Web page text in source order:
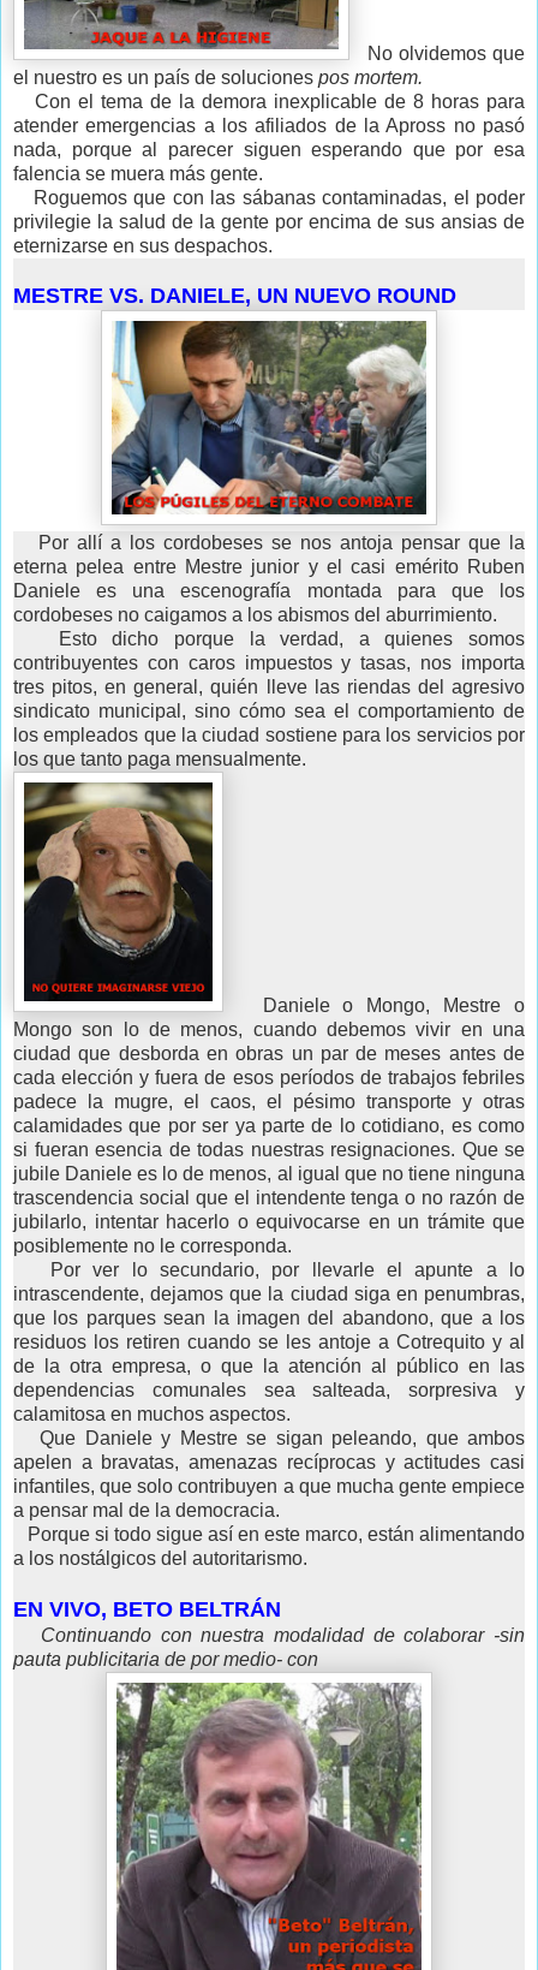
No olvidemos que
el nuestro es un país de soluciones pos mortem.
Con el tema de la demora inexplicable de 8 horas para
atender emergencias a los afiliados de la Apross no pasó
nada, porque al parecer siguen esperando que por esa
falencia se muera más gente.
Roguemos que con las sábanas contaminadas, el poder
privilegie la salud de la gente por encima de sus ansias de
eternizarse en sus despachos.
MESTRE VS. DANIELE, UN NUEVO ROUND
Por allí a los cordobeses se nos antoja pensar que la
eterna pelea entre Mestre junior y el casi emérito Ruben
Daniele es una escenografía montada para que los
cordobeses no caigamos a los abismos del aburrimiento.
Esto dicho porque la verdad, a quienes somos
contribuyentes con caros impuestos y tasas, nos importa
tres pitos, en general, quién lleve las riendas del agresivo
sindicato municipal, sino cómo sea el comportamiento de
los empleados que la ciudad sostiene para los servicios por
los que tanto paga mensualmente.
Daniele o Mongo, Mestre o
Mongo son lo de menos, cuando debemos vivir en una
ciudad que desborda en obras un par de meses antes de
cada elección y fuera de esos períodos de trabajos febriles
padece la mugre, el caos, el pésimo transporte y otras
calamidades que por ser ya parte de lo cotidiano, es como
si fueran esencia de todas nuestras resignaciones. Que se
jubile Daniele es lo de menos, al igual que no tiene ninguna
trascendencia social que el intendente tenga o no razón de
jubilarlo, intentar hacerlo o equivocarse en un trámite que
posiblemente no le corresponda.
Por ver lo secundario, por llevarle el apunte a lo
intrascendente, dejamos que la ciudad siga en penumbras,
que los parques sean la imagen del abandono, que a los
residuos los retiren cuando se les antoje a Cotrequito y al
de la otra empresa, o que la atención al público en las
dependencias comunales sea salteada, sorpresiva y
calamitosa en muchos aspectos.
Que Daniele y Mestre se sigan peleando, que ambos
apelen a bravatas, amenazas recíprocas y actitudes casi
infantiles, que solo contribuyen a que mucha gente empiece
a pensar mal de la democracia.
Porque si todo sigue así en este marco, están alimentando
a los nostálgicos del autoritarismo.
EN VIVO, BETO BELTRÁN
Continuando con nuestra modalidad de colaborar -sin
pauta publicitaria de por medio- con